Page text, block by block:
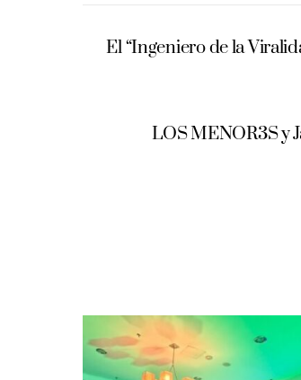
El “Ingeniero de la
LOS MENOR3S y